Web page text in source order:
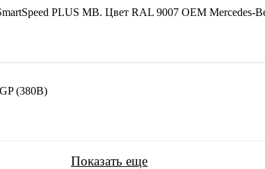
PLUS MB. Цвет RAL 9007 OEM Mercedes-
(380В)
Показать еще